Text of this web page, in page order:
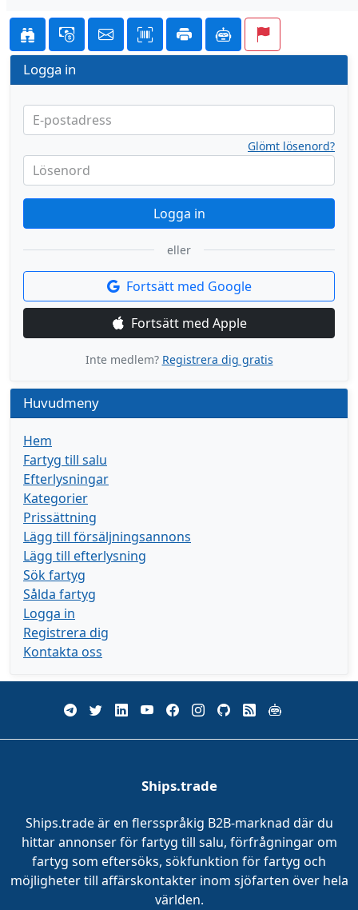
Logga in
E-postadress
Lösenord
Glömt lösenord?
Logga in
eller
Fortsätt med Google
Fortsätt med Apple
Inte medlem? Registrera dig gratis
Huvudmeny
Hem
Fartyg till salu
Efterlysningar
Kategorier
Prissättning
Lägg till försäljningsannons
Lägg till efterlysning
Sök fartyg
Sålda fartyg
Logga in
Registrera dig
Kontakta oss
Ships.trade
Ships.trade är en flersspråkig B2B-marknad där du
hittar annonser för fartyg till salu, förfrågningar om
fartyg som eftersöks, sökfunktion för fartyg och
möjligheter till affärskontakter inom sjöfarten över hela
världen.